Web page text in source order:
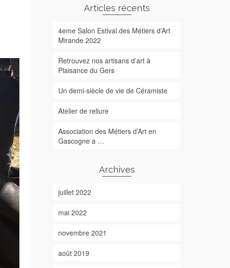
Articles récents
4eme Salon Estival des Métiers d’Art
Mirande 2022
Retrouvez nos artisans d’art à
Plaisance du Gers
Un demi-siècle de vie de Céramiste
Atelier de reliure
Association des Métiers d’Art en
Gascogne a …
Archives
juillet 2022
mai 2022
novembre 2021
août 2019